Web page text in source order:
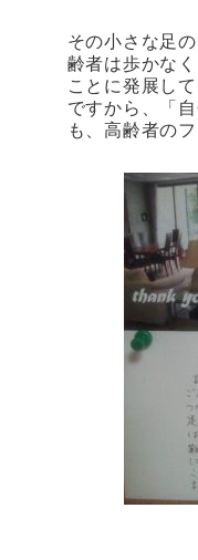
その小さな足
齢者は歩かな
ことに発展し
ですから、「
も、高齢者の